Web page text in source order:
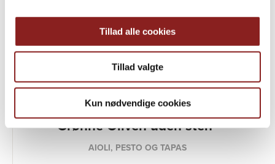
Tillad alle cookies
Tillad valgte
Kun nødvendige cookies
Grønne Oliven uden sten
AIOLI, PESTO OG TAPAS